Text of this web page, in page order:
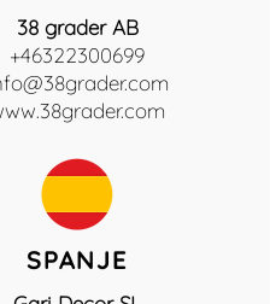
38 grader AB
+46322300699
SPANJE